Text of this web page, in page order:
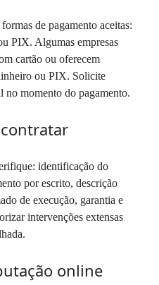
de pagamento aceitas:
PIX. Algumas empresas
cartão ou oferecem
ou PIX. Solicite
no momento do pagamento.
identificação do
por escrito, descrição
de execução, garantia e
intervenções extensas
online